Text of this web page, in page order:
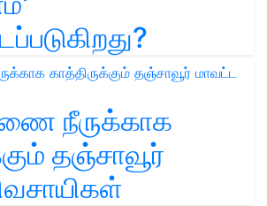
நீருக்காக
தஞ்சாவூர்